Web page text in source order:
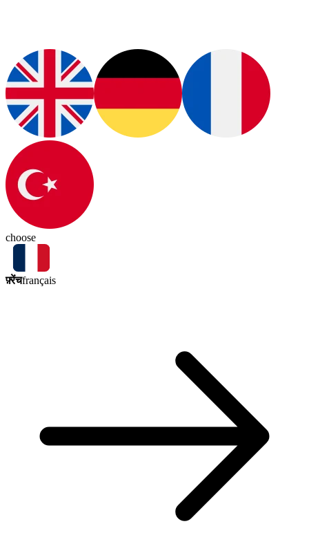
choose
फ़्रेंचfrançais